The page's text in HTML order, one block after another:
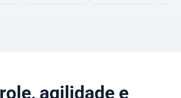
agilidade e